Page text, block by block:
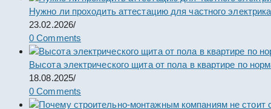
Нужно ли проходить аттестацию для частного
23.02.2026/
0 Comments
Высота электрического щита от пола в квартире по
18.08.2025/
0 Comments